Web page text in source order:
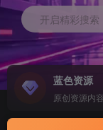
开启精彩搜索
蓝色资源
原创资源内容